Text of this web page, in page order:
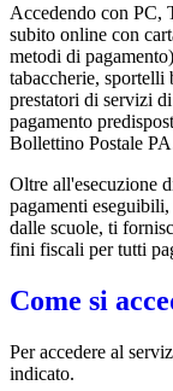
Accedendo con PC,
subito online con
metodi di
tabaccherie,
prestatori di servizi
pagamento
Bollettino Postale
Oltre all'esecuzione
pagamenti
dalle scuole, ti
fini fiscali per tutti
Come si
Per accedere al
indicato.